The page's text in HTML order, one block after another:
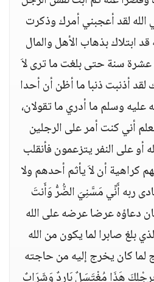
الله لقد أعجبني أمرك وذكرت
ابتلاك بذهاب الأهل والمال
سنة حتى بلغت ما ترى لاَ
أذنبت ذنبا ما أظن أن أحدا
عليه وسلم ما أدري ما تقولان،
أني كنت أمر على الرجلين
أو على النفر يتزعمون فأنقلب
كراهية أن لاَ يأثم أحدهم ولا
ربه أَنِّي مَسَّنِيَ الضُّرُّ وَأَنتَ
دعاؤه عرضا عرضه على الله
بلغ صابرا لما يكون من الله
لما كان يخرج إليه من حاجته